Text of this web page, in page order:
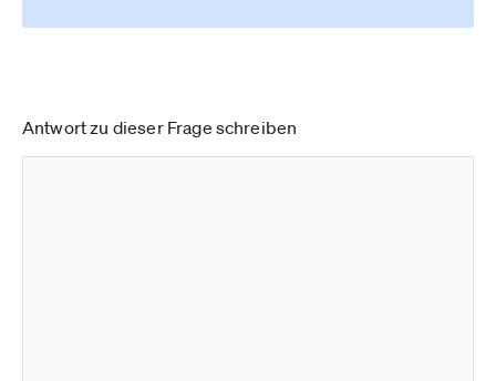
Antwort zu dieser Frage schreiben